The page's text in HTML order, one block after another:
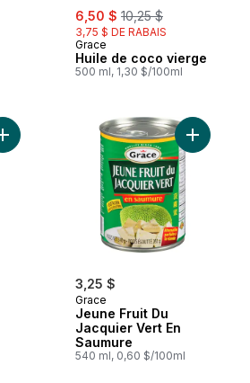
sale:
6,50 $ , formerly:
10,25 $
3,75 $ DE RABAIS
Grace
Huile de coco vierge
500 ml, 1,30 $/100ml
Ajouter Jack Mackerel sauce tomate au
3,25 $
Grace
Jeune Fruit Du
Jacquier Vert En
Saumure
540 ml, 0,60 $/100ml
Ajouter